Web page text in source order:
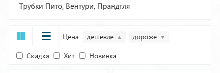
Трубки Пито, Вентури, Прандтля
Цена дешевле дороже
Скидка Хит Новинка